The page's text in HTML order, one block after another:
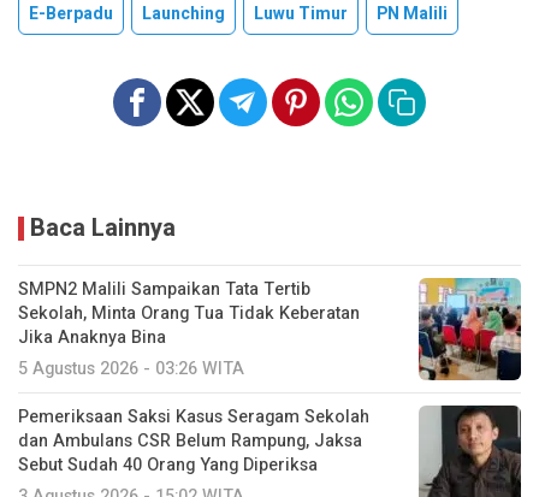
E-Berpadu Launching Luwu Timur PN Malili
Baca Lainnya
SMPN2 Malili Sampaikan Tata Tertib
Sekolah, Minta Orang Tua Tidak Keberatan
Jika Anaknya Bina
5 Agustus 2026 - 03:26 WITA
Pemeriksaan Saksi Kasus Seragam Sekolah
dan Ambulans CSR Belum Rampung, Jaksa
Sebut Sudah 40 Orang Yang Diperiksa